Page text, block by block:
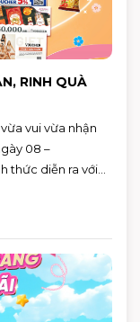
RINH QUÀ
vui vừa nhận
08 –
thức diễn ra với
hàng có hóa